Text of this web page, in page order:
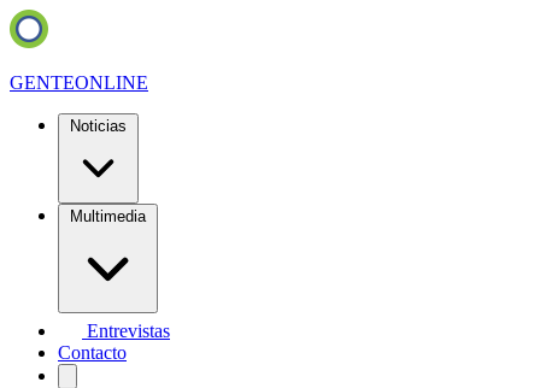
GENTEONLINE
Noticias
Multimedia
Entrevistas
Contacto